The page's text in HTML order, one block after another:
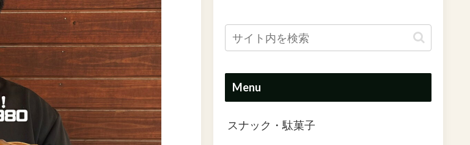
Menu
スナック・駄菓子